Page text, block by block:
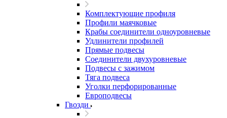
Комплектующие профиля
Профили маячковые
Крабы соединители одноуровневые
Удлинители профилей
Прямые подвесы
Соединители двухуровневые
Подвесы с зажимом
Тяга подвеса
Уголки перфорированные
Европодвесы
Гвозди